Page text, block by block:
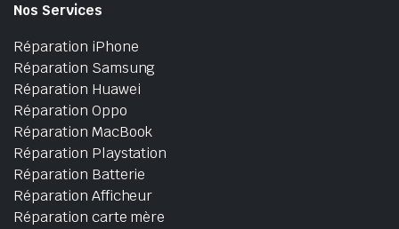
Nos Services
Réparation iPhone
Réparation Samsung
Réparation Huawei
Réparation Oppo
Réparation MacBook
Réparation Playstation
Réparation Batterie
Réparation Afficheur
Réparation carte mère